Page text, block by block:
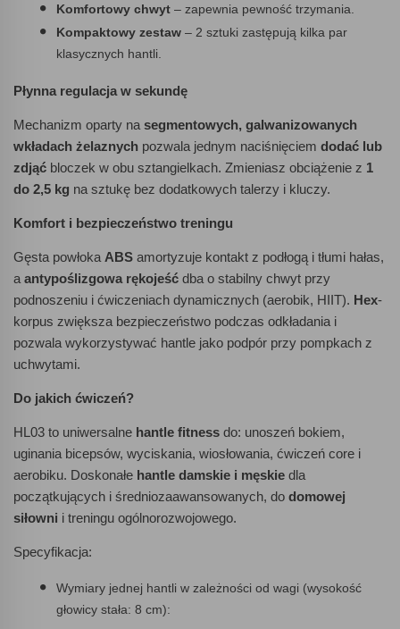
Komfortowy chwyt – zapewnia pewność trzymania.
Kompaktowy zestaw – 2 sztuki zastępują kilka par
klasycznych hantli.
Płynna regulacja w sekundę
Mechanizm oparty nasegmentowych, galwanizowanych
wkładach żelaznych pozwala jednym naciśnięciem dodać lub
zdjąć bloczek w obu sztangielkach. Zmieniasz obciążenie z 1
do 2,5 kg na sztukę bez dodatkowych talerzy i kluczy.
Komfort i bezpieczeństwo treningu
Gęsta powłokaABS amortyzuje kontakt z podłogą i tłumi hałas,
aantypoślizgowa rękojeść dba o stabilny chwyt przy
podnoszeniu i ćwiczeniach dynamicznych (aerobik, HIIT). Hex-
korpus zwiększa bezpieczeństwo podczas odkładania i
pozwala wykorzystywać hantle jako podpór przy pompkach z
uchwytami.
Do jakich ćwiczeń?
HL03 to uniwersalne hantle fitness do: unoszeń bokiem,
uginania bicepsów, wyciskania, wiosłowania, ćwiczeń core i
aerobiku. Doskonałe hantle damskie i męskie dla
początkujących i średniozaawansowanych, do domowej
siłowni i treningu ogólnorozwojowego.
Specyfikacja:
Wymiary jednej hantli w zależności od wagi (wysokość
głowicy stała: 8 cm):